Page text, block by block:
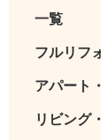
一覧
フルリフ
アパート
リビング